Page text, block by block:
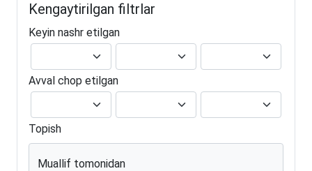
Kengaytirilgan filtrlar
Keyin nashr etilgan
Avval chop etilgan
Topish
Muallif tomonidan